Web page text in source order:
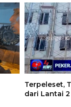
Terpeleset,
dari Lantai 2